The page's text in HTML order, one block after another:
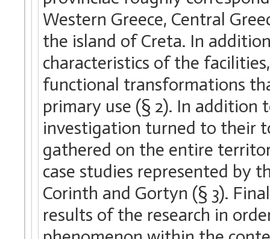
Western Greece, Central
the island of Creta. In
characteristics of the
functional transformations
primary use (§ 2). In addition
investigation turned to their
gathered on the entire
case studies represented by
Corinth and Gortyn (§ 3).
results of the research in